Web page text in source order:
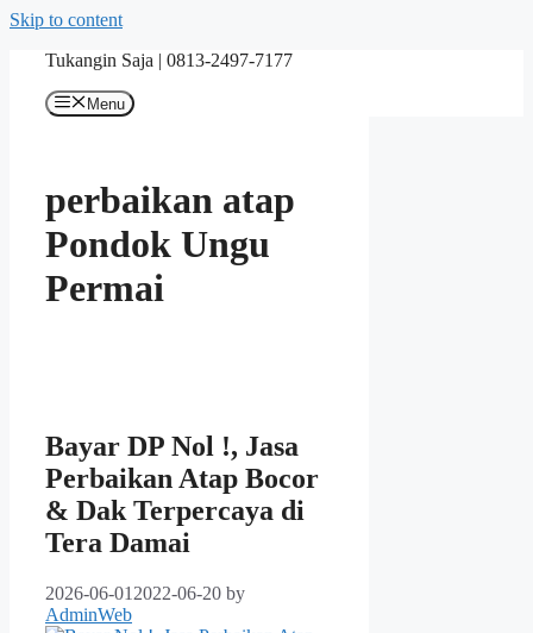
Skip to content
Tukangin Saja | 0813-2497-7177
Menu
perbaikan atap
Pondok Ungu
Permai
Bayar DP Nol !, Jasa
Perbaikan Atap Bocor
& Dak Terpercaya di
Tera Damai
2026-06-01 2022-06-20 by
AdminWeb